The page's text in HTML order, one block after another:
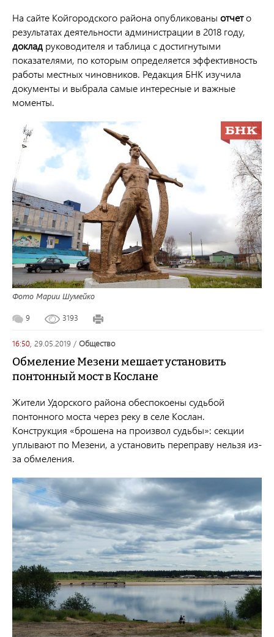
На сайте Койгородского района опубликованы отчето
результатах деятельности администрации в 2018 году,
доклад руководителя и таблица с достигнутыми
показателями, по которым определяется эффективность
работы местных чиновников. Редакция БНК изучила
документы и выбрала самые интересные и важные
моменты.
Фото Марии Шумейко
9 3193
16:50, 29.05.2019 / общество
Обмеление Мезени мешает установить
понтонный мост в Кослане
Жители Удорского района обеспокоены судьбой
понтонного моста через реку в селе Кослан.
Конструкция «брошена на произвол судьбы»: секции
уплывают по Мезени, а установить переправу нельзя из-
за обмеления.